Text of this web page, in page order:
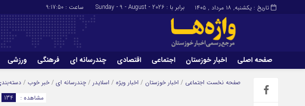
تاریخ : یکشنبه, ۱۸ مرداد , ۱۴۰۵ برابر با : Sunday - 9 - August - 2026 ساعت : 9:17:50
صفحه اصلی اخبار خوزستان اجتماعی اقتصادی چندرسانه ای فرهنگی ورزشی
برگه نمونه تماس با ما چاپ صفحه نخست اجتماعی / اخبار خوزستان / اخبار ویژه / اسلایدر / چندرسانه ای / خبر خوب /
مشاهده : 134